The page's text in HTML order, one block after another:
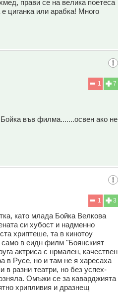
прави се на велика поетеса
циганка или арабка! Много
7
1
във филма.......освен ако не
3
1
като млада Бойка Велкова
си хубост и надменно
хриптеше, та в кинотоу
в еидн филм "Боянският
актриса с нрмален, качествен
в Русе, но и там не я харесаха
в разни театри, но без успех-
Омъжи се за каварджията
хрипливия и дразнещ